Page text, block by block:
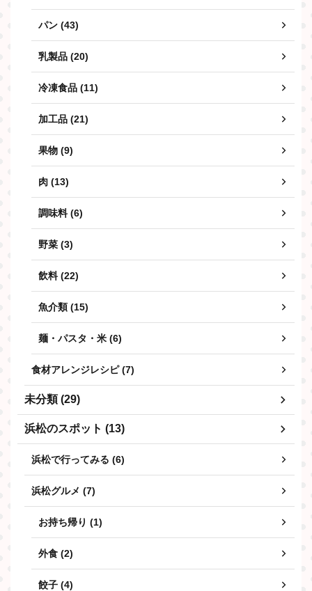
パン (43)
乳製品 (20)
冷凍食品 (11)
加工品 (21)
果物 (9)
肉 (13)
調味料 (6)
野菜 (3)
飲料 (22)
魚介類 (15)
麺・パスタ・米 (6)
食材アレンジレシピ (7)
未分類 (29)
浜松のスポット (13)
浜松で行ってみる (6)
浜松グルメ (7)
お持ち帰り (1)
外食 (2)
餃子 (4)